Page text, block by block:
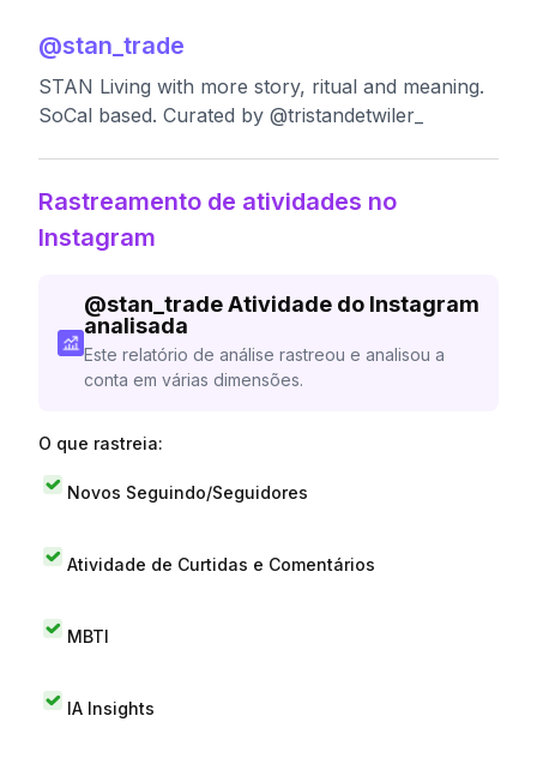
@stan_trade
STAN Living with more story, ritual and meaning.
SoCal based. Curated by @tristandetwiler_
Rastreamento de atividades no
Instagram
@stan_trade Atividade do Instagram
analisada
Este relatório de análise rastreou e analisou a
conta em várias dimensões.
O que rastreia:
Novos Seguindo/Seguidores
Atividade de Curtidas e Comentários
MBTI
IA Insights